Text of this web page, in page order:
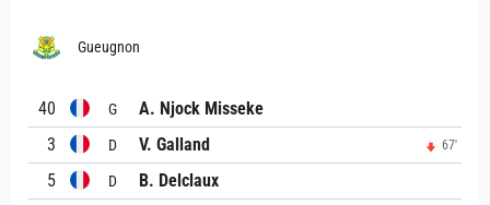
Gueugnon
40 G
A. Njock Misseke
3
D V. Galland 67'
5 D
B. Delclaux